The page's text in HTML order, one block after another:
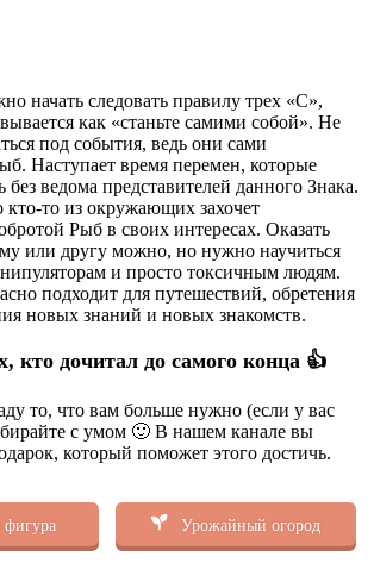
начать следовать правилу трех «С»,
как «станьте самими собой». Не
под события, ведь они сами
Наступает время перемен, которые
без ведома представителей данного Знака.
то из окружающих захочет
Рыб в своих интересах. Оказать
или другу можно, но нужно научиться
и просто токсичным людям.
подходит для путешествий, обретения
новых знаний и новых знакомств.
кто дочитал до самого конца 👍
то, что вам больше нужно (если у вас
с умом 🙂 В нашем канале вы
который поможет этого достичь.
фигура Урожайный огород